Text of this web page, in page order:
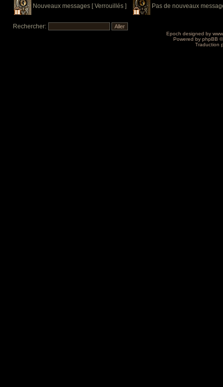
Nouveaux messages [ Verrouillés ] Pas de nouveaux
Rechercher:
Epoch designed by
Powered by phpBB
Traduction